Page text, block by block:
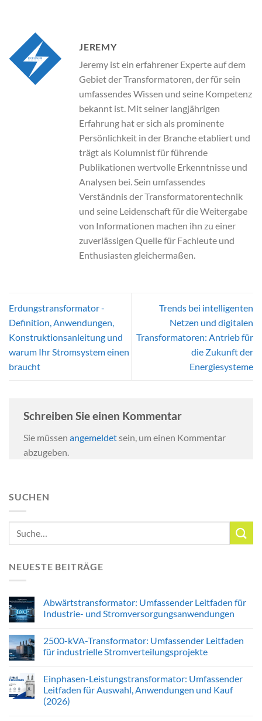
JEREMY
Jeremy ist ein erfahrener Experte auf dem
Gebiet der Transformatoren, der für sein
umfassendes Wissen und seine Kompetenz
bekannt ist. Mit seiner langjährigen
Erfahrung hat er sich als prominente
Persönlichkeit in der Branche etabliert und
trägt als Kolumnist für führende
Publikationen wertvolle Erkenntnisse und
Analysen bei. Sein umfassendes
Verständnis der Transformatorentechnik
und seine Leidenschaft für die Weitergabe
von Informationen machen ihn zu einer
zuverlässigen Quelle für Fachleute und
Enthusiasten gleichermaßen.
Erdungstransformator -
Definition, Anwendungen,
Konstruktionsanleitung und
warum Ihr Stromsystem einen
braucht
Trends bei intelligenten
Netzen und digitalen
Transformatoren: Antrieb für
die Zukunft der
Energiesysteme
Schreiben Sie einen Kommentar
Sie müssen angemeldetsein, um einen Kommentar
abzugeben.
SUCHEN
NEUESTE BEITRÄGE
Abwärtstransformator: Umfassender Leitfaden für
Industrie- und Stromversorgungsanwendungen
2500-kVA-Transformator: Umfassender Leitfaden
für industrielle Stromverteilungsprojekte
Einphasen-Leistungstransformator: Umfassender
Leitfaden für Auswahl, Anwendungen und Kauf
(2026)